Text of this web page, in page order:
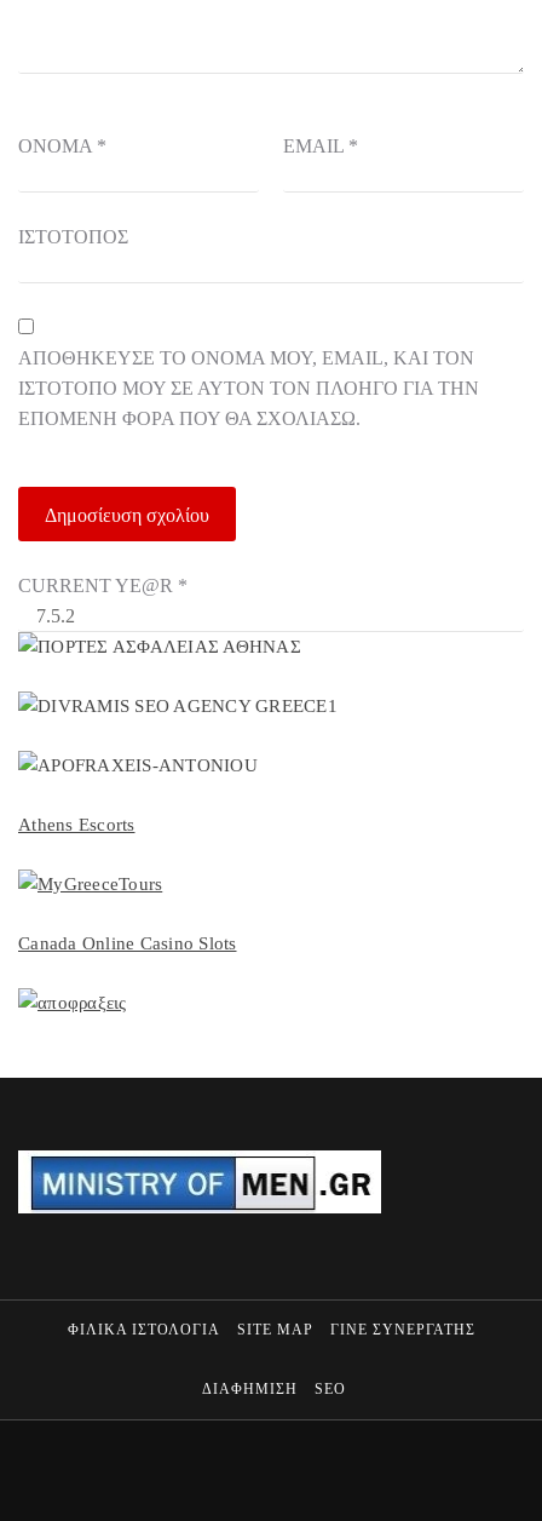
ΌΝΟΜΑ * EMAIL *
ΙΣΤΌΤΟΠΟΣ
ΑΠΟΘΉΚΕΥΣΕ ΤΟ ΌΝΟΜΆ ΜΟΥ, EMAIL, ΚΑΙ ΤΟΝ
ΙΣΤΌΤΟΠΟ ΜΟΥ ΣΕ ΑΥΤΌΝ ΤΟΝ ΠΛΟΗΓΌ ΓΙΑ ΤΗΝ
ΕΠΌΜΕΝΗ ΦΟΡΆ ΠΟΥ ΘΑ ΣΧΟΛΙΆΣΩ.
CURRENT YE@R *
Athens Escorts
Canada Online Casino Slots
ΦΙΛΙΚΑ ΙΣΤΟΛΟΓΙΑ SITE MAP ΓΙΝΕ ΣΥΝΕΡΓΑΤΗΣ
ΔΙΑΦΗΜΙΣΗ SEO